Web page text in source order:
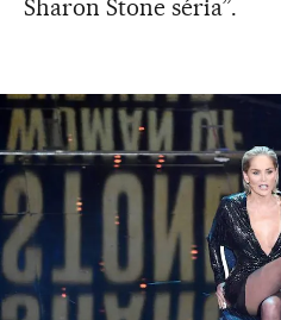
Sharon Stone séria”.